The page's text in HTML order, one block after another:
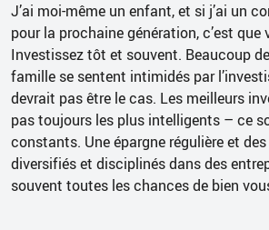
J’ai moi-même un enfant, et si j’ai un
pour la prochaine génération, c’est que
Investissez tôt et souvent. Beaucoup
famille se sentent intimidés par
devrait pas être le cas. Les meilleurs
pas toujours les plus intelligents – ce
constants. Une épargne régulière et
diversifiés et disciplinés dans des
souvent toutes les chances de bien